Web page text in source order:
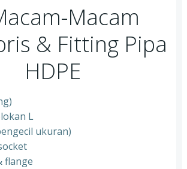
Macam
& Fitting Pipa
HDPE
L
ukuran)
flange